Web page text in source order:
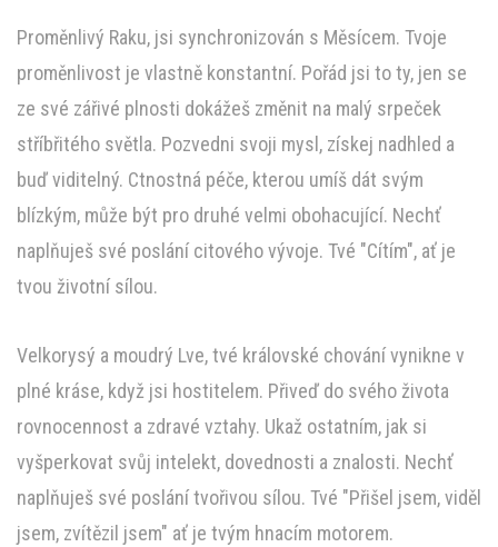
Proměnlivý Raku, jsi synchronizován s Měsícem. Tvoje
proměnlivost je vlastně konstantní. Pořád jsi to ty, jen se
ze své zářivé plnosti dokážeš změnit na malý srpeček
stříbřitého světla. Pozvedni svoji mysl, získej nadhled a
buď viditelný. Ctnostná péče, kterou umíš dát svým
blízkým, může být pro druhé velmi obohacující. Nechť
naplňuješ své poslání citového vývoje. Tvé "Cítím", ať je
tvou životní sílou.
Velkorysý a moudrý Lve, tvé královské chování vynikne v
plné kráse, když jsi hostitelem. Přiveď do svého života
rovnocennost a zdravé vztahy. Ukaž ostatním, jak si
vyšperkovat svůj intelekt, dovednosti a znalosti. Nechť
naplňuješ své poslání tvořivou sílou. Tvé "Přišel jsem, viděl
jsem, zvítězil jsem" ať je tvým hnacím motorem.